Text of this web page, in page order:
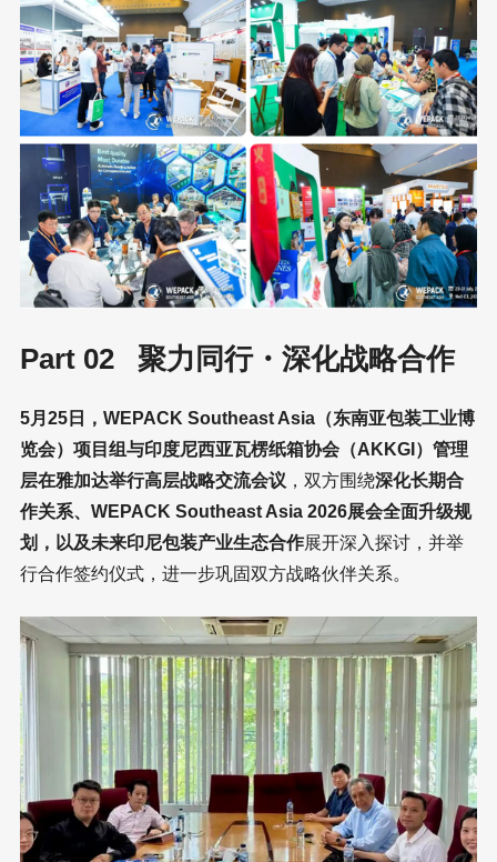
Part 02 聚力同行・深化战略合作
5月25日，WEPACK Southeast Asia（东南亚包装工业博
览会）项目组与印度尼西亚瓦楞纸箱协会（AKKGI）管理
层在雅加达举行高层战略交流会议 ，双方围绕深化长期合
作关系、WEPACK Southeast Asia 2026展会全面升级规
划，以及未来印尼包装产业生态合作展开深入探讨，并举
行合作签约仪式，进一步巩固双方战略伙伴关系。